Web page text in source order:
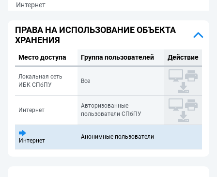
Интернет
ПРАВА НА ИСПОЛЬЗОВАНИЕ ОБЪЕКТА
ХРАНЕНИЯ
Место доступа Группа пользователей Действие
Локальная сеть
ИБК СПбПУ
Все
Интернет
Авторизованные
пользователи СПбПУ
Интернет
Анонимные пользователи